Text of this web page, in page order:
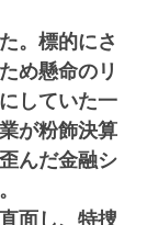
。標的にさ
め懸命のリ
していた一
が粉飾決算
んだ金融シ
面し、特捜